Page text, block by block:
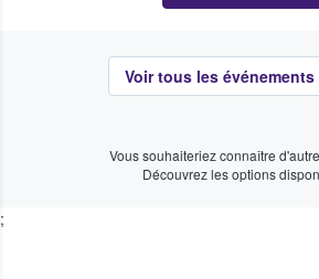
Voir tous les
Vous souhaiteriez connaître
Découvrez les options
;